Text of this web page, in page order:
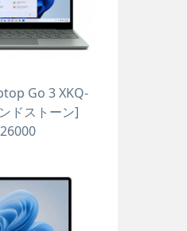
Go 3 XKQ-
ドストーン]